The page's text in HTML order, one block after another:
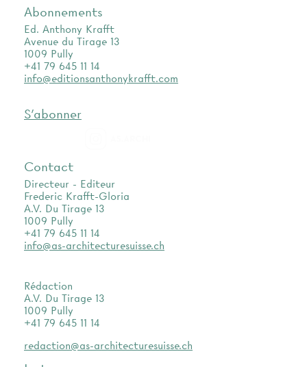
Abonnements
Ed. Anthony Krafft
Avenue du Tirage 13
1009 Pully
+41 79 645 11 14
info@editionsanthonykrafft.com
S'abonner
Contact
Directeur - Editeur
Frederic Krafft-Gloria
A.V. Du Tirage 13
1009 Pully
+41 79 645 11 14
info@as-architecturesuisse.ch
Rédaction
A.V. Du Tirage 13
1009 Pully
+41 79 645 11 14
redaction@as-architecturesuisse.ch